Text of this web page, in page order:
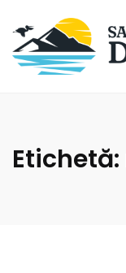
Etichetă: